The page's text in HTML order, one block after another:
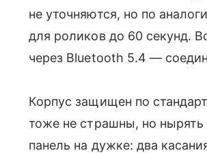
не уточняются, но по
для роликов до 60 секунд.
через Bluetooth 5.4 —
Корпус защищен по
тоже не страшны, но нырять
панель на дужке: два